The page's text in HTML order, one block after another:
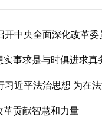
开中央全面深化改革委
事求是与时俱进求真
习近平法治思想 为在
革贡献智慧和力量